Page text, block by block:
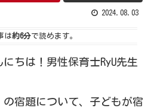
2024.08.03
は約6分で読めます。
ちは！男性保育士RyU先生
宿題について、子どもが宿